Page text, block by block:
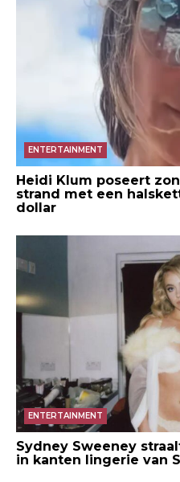
ENTERTAINMENT
Heidi Klum poseert
strand met een
dollar
ENTERTAINMENT
Sydney Sweeney
in kanten lingerie van